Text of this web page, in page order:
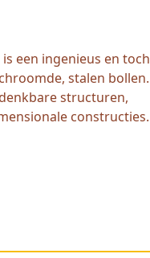
een ingenieus en toch
stalen bollen.
structuren,
constructies.